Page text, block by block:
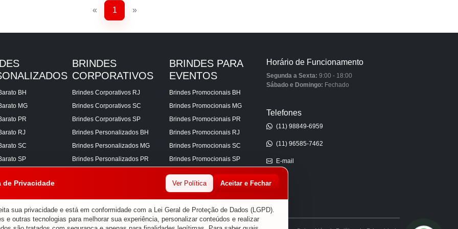
« 1 »
BH
MG
PR
RJ
SC
SP
MG
PR
BRINDES
CORPORATIVOS
Brindes Corporativos RJ
Brindes Corporativos SC
Brindes Corporativos SP
Brindes Personalizados BH
Brindes Personalizados MG
Brindes Personalizados PR
Brindes Personalizados SP
BRINDES PARA
EVENTOS
Brindes Promocionais BH
Brindes Promocionais MG
Brindes Promocionais PR
Brindes Promocionais RJ
Brindes Promocionais SC
Brindes Promocionais SP
Brindes Promocionais CE
Brindes Promocionais ES
Horário de Funcionamento
Segunda a Sexta: 9:00 - 18:00
Sábado e Domingo: Fechado
Telefones
(11) 98849-6959
(11) 96585-7462
E-mail
de Privacidade Ver Política Aceitar e Fechar
sua privacidade e está em conformidade com a Lei Geral de Proteção de Dados (LGPD).
e outras tecnologias para melhorar sua experiência, personalizar conteúdos e realizar